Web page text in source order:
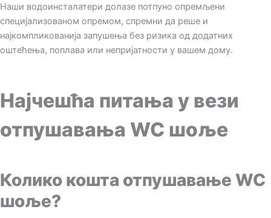
Наши водоинсталатери долазе потпуно опремљени
специјализованом опремом, спремни да реше и
најкомпликованија запушења без ризика од додатних
оштећења, поплава или непријатности у вашем дому.
Најчешћа питања у вези
отпушавања WC шоље
Колико кошта отпушавање WC
шоље?